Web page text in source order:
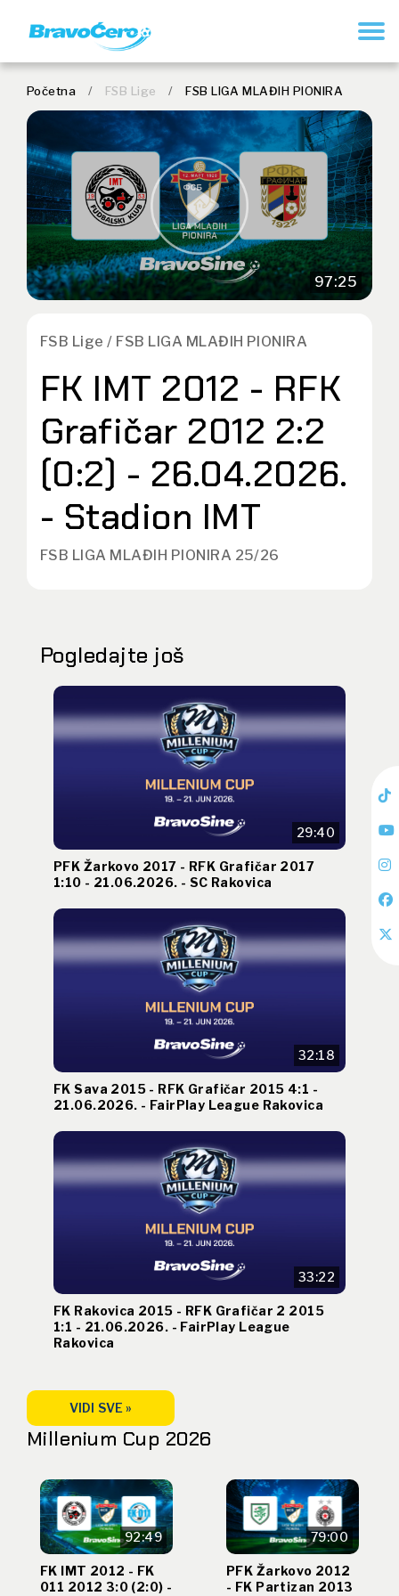
Početna / FSB Lige / FSB LIGA MLAĐIH PIONIRA
97:25
FSB Lige / FSB LIGA MLAĐIH PIONIRA
FK IMT 2012 - RFK
Grafičar 2012 2:2
(0:2) - 26.04.2026.
- Stadion IMT
FSB LIGA MLAĐIH PIONIRA 25/26
Pogledajte još
29:40
PFK Žarkovo 2017 - RFK Grafičar 2017
1:10 - 21.06.2026. - SC Rakovica
32:18
FK Sava 2015 - RFK Grafičar 2015 4:1 -
21.06.2026. - FairPlay League Rakovica
33:22
FK Rakovica 2015 - RFK Grafičar 2 2015
1:1 - 21.06.2026. - FairPlay League
Rakovica
VIDI SVE »
Millenium Cup 2026
92:49
FK IMT 2012 - FK
011 2012 3:0 (2:0) -
79:00
PFK Žarkovo 2012
- FK Partizan 2013